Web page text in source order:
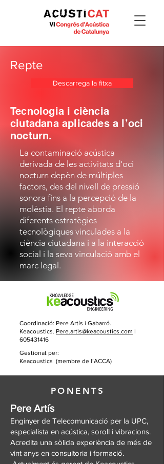
Repte
Descarrega la fitxa
Tecnologia i ciència
ciutadana aplicades a l’oci
nocturn.
La contaminació acústica
derivada de les activitats d'oci
nocturn depèn de múltiples
factors, des del nivell de pressió
sonora fins a la percepció de la
molèstia. El repte aborda
diferents estratègies
tecnològiques vinculades a la
ciència ciutadana i a la interacció
social i la seva vinculació amb el
marc legal.
Coordinació: Pere Artís i Gabarró.
Keacoustics. Pere.artis@keacoustics.com |
605431416
Gestionat per:
Keacoustics (membre de l’ACCA)
PONENTS
Pere Artís
Enginyer de Telecomunicació per la UPC,
especialista en acústica, soroll i vibracions.
Acredita una sòlida experiència de més de
vint anys en consultoria i formació.